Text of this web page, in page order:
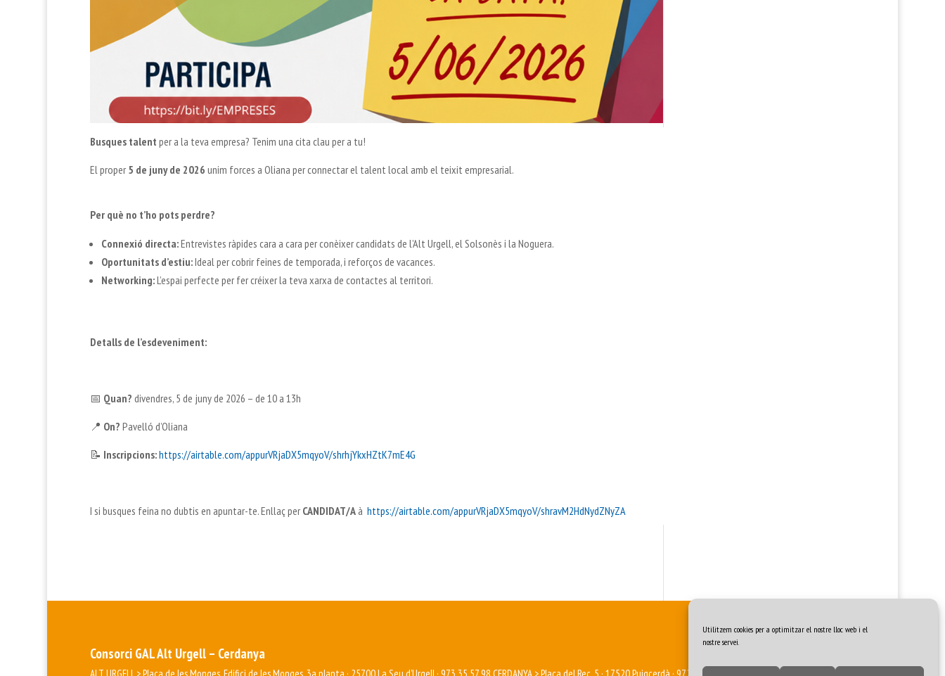
Utilitzem cookies per a optimitzar el nostre lloc web i el
nostre servei.
Busques talent per a la teva empresa? Tenim una cita clau per a tu!
El proper 5 de juny de 2026 unim forces a Oliana per connectar el talent local amb el teixit empresarial.
Per què no t’ho pots perdre?
Connexió directa:Entrevistes ràpides cara a cara per conèixer candidats de l’Alt Urgell, el Solsonès i la Noguera.
Oportunitats d’estiu:Ideal per cobrir feines de temporada, i reforços de vacances.
Networking:L’espai perfecte per fer créixer la teva xarxa de contactes al territori.
Detalls de l’esdeveniment:
📅 Quan? divendres, 5 de juny de 2026 – de 10 a 13h
📍 On? Pavelló d’Oliana
📝 Inscripcions:https://airtable.com/appurVRjaDX5mqyoV/shrhjYkxHZtK7mE4G
I si busques feina no dubtis en apuntar-te. Enllaç per CANDIDAT/Aà https://airtable.com/appurVRjaDX5mqyoV/shravM2HdNydZNyZA
Consorci GAL Alt Urgell – Cerdanya